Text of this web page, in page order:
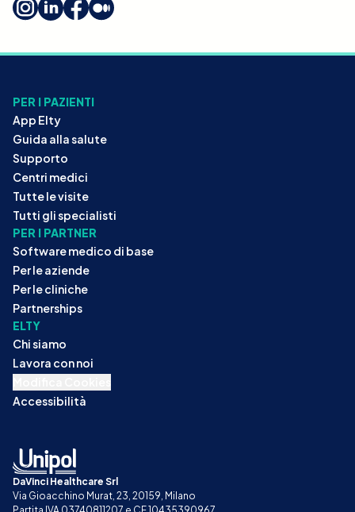
PER I PAZIENTI
App Elty
Guida alla salute
Supporto
Centri medici
Tutte le visite
Tutti gli specialisti
PER I PARTNER
Software medico di base
Per le aziende
Per le cliniche
Partnerships
ELTY
Chi siamo
Lavora con noi
Accessibilità
DaVinci Healthcare Srl
Via Gioacchino Murat, 23, 20159, Milano